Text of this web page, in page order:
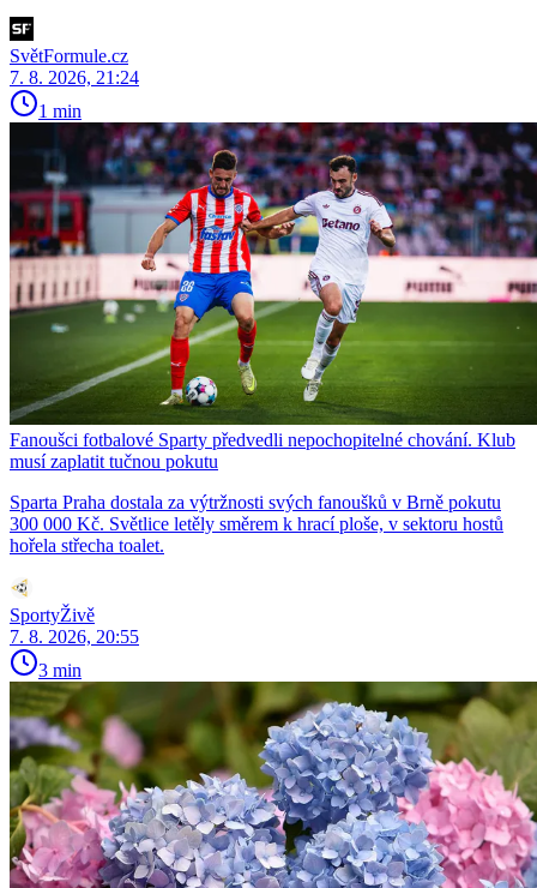
SvětFormule.cz
7. 8. 2026, 21:24
1 min
Fanoušci fotbalové Sparty předvedli nepochopitelné chování. Klub
musí zaplatit tučnou pokutu
Sparta Praha dostala za výtržnosti svých fanoušků v Brně pokutu
300 000 Kč. Světlice letěly směrem k hrací ploše, v sektoru hostů
hořela střecha toalet.
SportyŽivě
7. 8. 2026, 20:55
3 min